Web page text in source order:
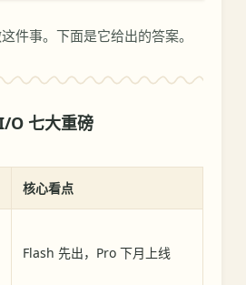
件事。下面是它给出的答案。
O 七大重磅
核心看点
Flash 先出，Pro 下月上线